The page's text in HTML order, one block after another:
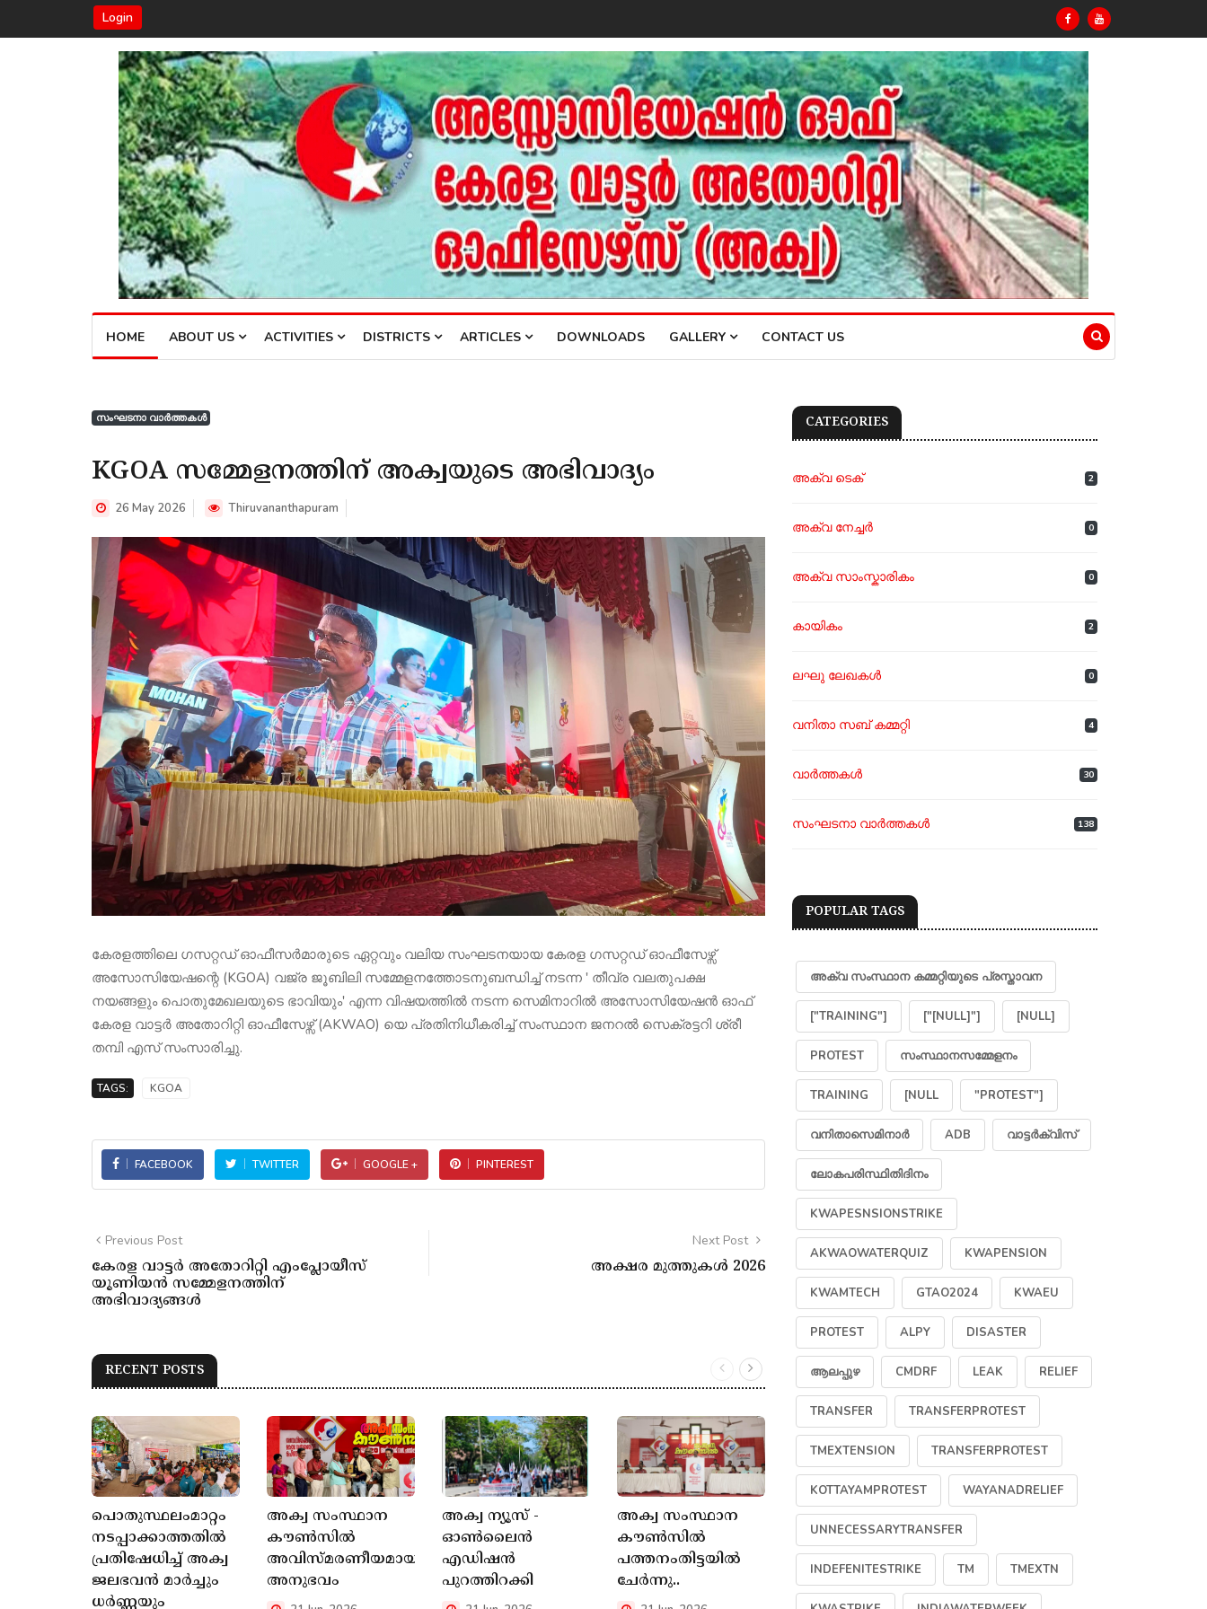
Login
HOME ABOUT US ACTIVITIES DISTRICTS ARTICLES DOWNLOADS GALLERY CONTACT US
സംഘടനാ വാർത്തകൾ
KGOA സമ്മേളനത്തിന് അക്വയുടെ അഭിവാദ്യം
26 May 2026 Thiruvananthapuram
കേരളത്തിലെ ഗസറ്റഡ് ഓഫീസർമാരുടെ ഏറ്റവും വലിയ സംഘടനയായ കേരള ഗസറ്റഡ് ഓഫീസേഴ്സ്
അസോസിയേഷന്റെ (KGOA) വജ്ര ജൂബിലി സമ്മേളനത്തോടനുബന്ധിച്ച് നടന്ന ' തീവ്ര വലതുപക്ഷ
നയങ്ങളും പൊതുമേഖലയുടെ ഭാവിയും' എന്ന വിഷയത്തിൽ നടന്ന സെമിനാറിൽ അസോസിയേഷൻ ഓഫ്
കേരള വാട്ടർ അതോറിറ്റി ഓഫീസേഴ്സ് (AKWAO) യെ പ്രതിനിധീകരിച്ച് സംസ്ഥാന ജനറൽ സെക്രട്ടറി ശ്രീ
തമ്പി എസ് സംസാരിച്ചു.
TAGS: KGOA
FACEBOOK TWITTER GOOGLE + PINTEREST
Previous Post
കേരള വാട്ടർ അതോറിറ്റി എംപ്ലോയീസ്
യൂണിയൻ സമ്മേളനത്തിന്
അഭിവാദ്യങ്ങൾ
Next Post
അക്ഷര മുത്തുകൾ 2026
RECENT POSTS
പൊതുസ്ഥലംമാറ്റം
നടപ്പാക്കാത്തതിൽ
പ്രതിഷേധിച്ച് അക്വ
ജലഭവൻ മാർച്ചും
ധർണ്ണയും
അക്വ സംസ്ഥാന
കൗൺസിൽ
അവിസ്മരണീയമായ
അനുഭവം
അക്വ ന്യൂസ് -
ഓൺലൈൻ
എഡിഷൻ
പുറത്തിറക്കി
അക്വ സംസ്ഥാന
കൗൺസിൽ
പത്തനംതിട്ടയിൽ
ചേർന്നു..
സർക്കാരിന്റെ
ധവളപത്ര
നിർദ്ദേശങ്ങൾ
തള്ളിക്കളയുക
കേരള വാട്ടർ
എംപ്ലോയീസ്
യൂണിയൻ
സമ്മേളനത്തിന്
CATEGORIES
അക്വ ടെക് 2
അക്വ നേച്ചർ 0
അക്വ സാംസ്കാരികം 0
കായികം 2
ലഘു ലേഖകൾ 0
വനിതാ സബ് കമ്മറ്റി 4
വാർത്തകൾ 30
സംഘടനാ വാർത്തകൾ 138
POPULAR TAGS
അക്വ സംസ്ഥാന കമ്മറ്റിയുടെ പ്രസ്താവന
["TRAINING"] ["[NULL]"] [NULL]
PROTEST സംസ്ഥാനസമ്മേളനം
TRAINING [NULL "PROTEST"]
വനിതാസെമിനാർ ADB വാട്ടർക്വിസ്
ലോകപരിസ്ഥിതിദിനം
KWAPESNSIONSTRIKE
AKWAOWATERQUIZ KWAPENSION
KWAMTECH GTAO2024 KWAEU
PROTEST ALPY DISASTER
ആലപ്പുഴ CMDRF LEAK RELIEF
TRANSFER TRANSFERPROTEST
TMEXTENSION TRANSFERPROTEST
KOTTAYAMPROTEST WAYANADRELIEF
UNNECESSARYTRANSFER
INDEFENITESTRIKE TM TMEXTN